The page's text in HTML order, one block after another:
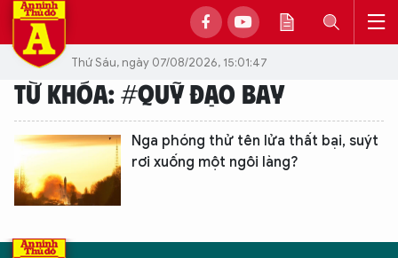
Thứ Sáu, ngày 07/08/2026, 15:01:47
TỪ KHÓA: #QUỸ ĐẠO BAY
Nga phóng thử tên lửa thất bại, suýt
rơi xuống một ngôi làng?